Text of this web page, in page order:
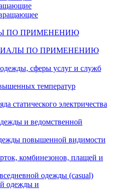
ПО ПРИМЕНЕНИЮ
ПО ПРИМЕНЕНИЮ
сферы услуг и служб
температур
статического электричества
и ведомственной
повышенной видимости
комбинезонов, плащей и
одежды (casual)
одежды и